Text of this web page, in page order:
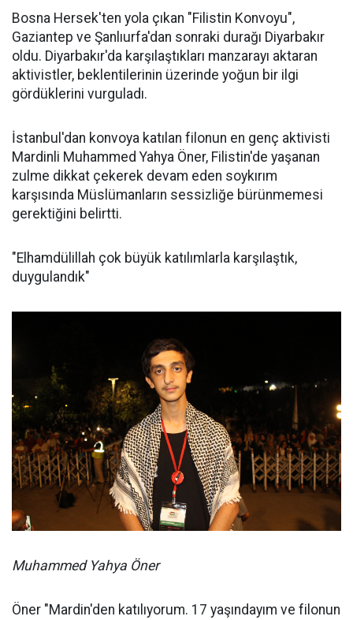
Bosna Hersek'ten yola çıkan "Filistin Konvoyu",
Gaziantep ve Şanlıurfa'dan sonraki durağı Diyarbakır
oldu. Diyarbakır'da karşılaştıkları manzarayı aktaran
aktivistler, beklentilerinin üzerinde yoğun bir ilgi
gördüklerini vurguladı.
İstanbul'dan konvoya katılan filonun en genç aktivisti
Mardinli Muhammed Yahya Öner, Filistin'de yaşanan
zulme dikkat çekerek devam eden soykırım
karşısında Müslümanların sessizliğe bürünmemesi
gerektiğini belirtti.
"Elhamdülillah çok büyük katılımlarla karşılaştık,
duygulandık"
Muhammed Yahya Öner
Öner "Mardin'den katılıyorum. 17 yaşındayım ve filonun